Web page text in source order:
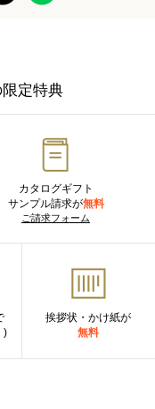
定特典
カタログギフト
サンプル請求が無料
ご請求フォーム
)
挨拶状・かけ紙が
無料